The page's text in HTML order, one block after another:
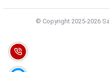
© Copyright 2025-2026